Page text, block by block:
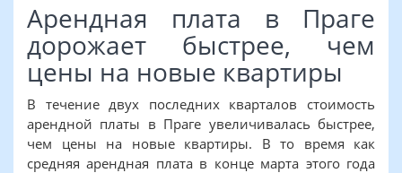
Арендная плата в Праге
дорожает быстрее, чем
цены на новые квартиры
В течение двух последних кварталов стоимость
арендной платы в Праге увеличивалась быстрее,
чем цены на новые квартиры. В то время как
средняя арендная плата в конце марта этого года